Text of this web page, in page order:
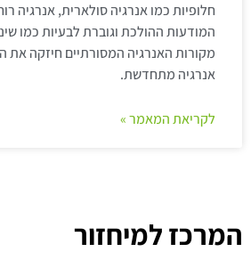
חלופיות כמו אנרגיה סולארית, אנרגיה
המודעות ההולכת וגוברת לבעיות כמו
מקורות האנרגיה המסורתיים חיזקה את
אנרגיה מתחדשת.
לקריאת המאמר »
המרכז למיחזור